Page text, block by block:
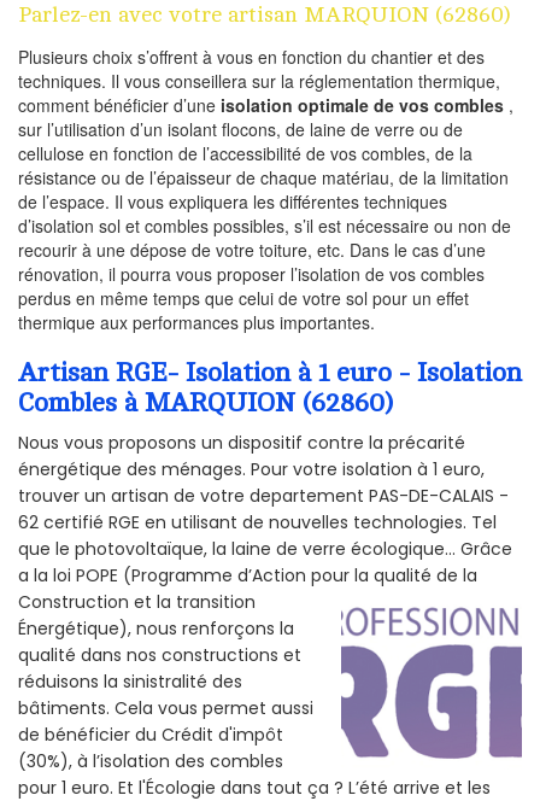
Parlez-en avec votre artisan MARQUION (62860)
Plusieurs choix s’offrent à vous en fonction du chantier et des
techniques. Il vous conseillera sur la réglementation thermique,
comment bénéficier d’une isolation optimale de vos combles ,
sur l’utilisation d’un isolant flocons, de laine de verre ou de
cellulose en fonction de l’accessibilité de vos combles, de la
résistance ou de l’épaisseur de chaque matériau, de la limitation
de l’espace. Il vous expliquera les différentes techniques
d’isolation sol et combles possibles, s’il est nécessaire ou non de
recourir à une dépose de votre toiture, etc. Dans le cas d’une
rénovation, il pourra vous proposer l’isolation de vos combles
perdus en même temps que celui de votre sol pour un effet
thermique aux performances plus importantes.
Artisan RGE- Isolation à 1 euro - Isolation
Combles à MARQUION (62860)
Nous vous proposons un dispositif contre la précarité
énergétique des ménages. Pour votre isolation à 1 euro,
trouver un artisan de votre departement PAS-DE-CALAIS -
62 certifié RGE en utilisant de nouvelles technologies. Tel
que le photovoltaïque, la laine de verre écologique... Grâce
a la loi POPE (Programme d’Action pour la qualité de la
Construction et la transition
Énergétique), nous renforçons la
qualité dans nos constructions et
réduisons la sinistralité des
bâtiments. Cela vous permet aussi
de bénéficier du Crédit d'impôt
(30%), à l’isolation des combles
pour 1 euro. Et l'Écologie dans tout ça ? L’été arrive et les